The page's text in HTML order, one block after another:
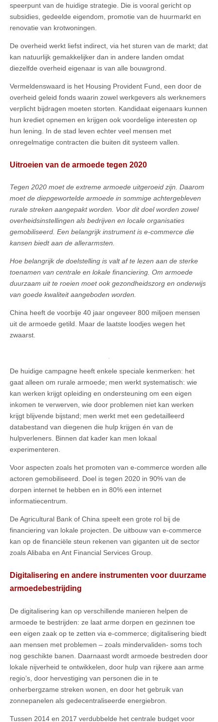
speerpunt van de huidige strategie. Die is vooral gericht op
subsidies, gedeelde eigendom, promotie van de huurmarkt en
renovatie van krotwoningen.
De overheid werkt liefst indirect, via het sturen van de markt; dat
kan natuurlijk gemakkelijker dan in andere landen omdat
diezelfde overheid eigenaar is van alle bouwgrond.
Vermeldenswaard is het Housing Provident Fund, een door de
overheid geleid fonds waarin zowel werkgevers als werknemers
verplicht bijdragen moeten storten. Kandidaat eigenaars kunnen
hun krediet opnemen en krijgen ook voordelige interesten op
hun lening. In de stad leven echter veel mensen met
onregelmatige contracten die buiten dit systeem vallen.
Uitroeien van de armoede tegen 2020
Tegen 2020 moet de extreme armoede uitgeroeid zijn. Daarom
moet de diepgewortelde armoede in sommige achtergebleven
rurale streken aangepakt worden. Voor dit doel worden zowel
overheidsinstellingen als bedrijven en locale organisaties
gemobiliseerd. Een belangrijk instrument is e-commerce die
kansen biedt aan de allerarmsten.
Hoe belangrijk de doelstelling is valt af te lezen aan de sterke
toenamen van centrale en lokale financiering. Om armoede
duurzaam uit te roeien moet ook gezondheidszorg en onderwijs
van goede kwaliteit aangeboden worden.
China heeft de voorbije 40 jaar ongeveer 800 miljoen mensen
uit de armoede getild. Maar de laatste loodjes wegen het
zwaarst.
De huidige campagne heeft enkele speciale kenmerken: het
gaat alleen om rurale armoede; men werkt systematisch: wie
kan werken krijgt opleiding en ondersteuning om een eigen
inkomen te verwerven, wie door problemen niet kan werken
krijgt blijvende bijstand; men werkt met een gedetailleerd
databestand van diegenen die hulp krijgen én van de
hulpverleners. Binnen dat kader kan men lokaal
experimenteren.
Voor aspecten zoals het promoten van e-commerce worden alle
actoren gemobiliseerd. Doel is tegen 2020 in 90% van de
dorpen internet te hebben en in 80% een internet
informatiecentrum.
De Agricultural Bank of China speelt een grote rol bij de
financiering van lokale projecten. De uitbouw van e-commerce
kan op de financiële steun rekenen van giganten uit de sector
zoals Alibaba en Ant Financial Services Group.
Digitalisering en andere instrumenten voor duurzame
armoedebestrijding
De digitalisering kan op verschillende manieren helpen de
armoede te bestrijden: ze laat arme dorpen en gezinnen toe
een eigen zaak op te zetten via e-commerce; digitalisering biedt
aan mensen met problemen – zoals mindervaliden- soms toch
nog geschikte banen. Daarnaast wordt armoede bestreden door
lokale nijverheid te ontwikkelen, door hulp van rijkere aan arme
regio’s, door hervestiging van personen die in te
onherbergzame streken wonen, en door het gebruik van
zonnepanelen als gedecentraliseerde energiebron.
Tussen 2014 en 2017 verdubbelde het centrale budget voor